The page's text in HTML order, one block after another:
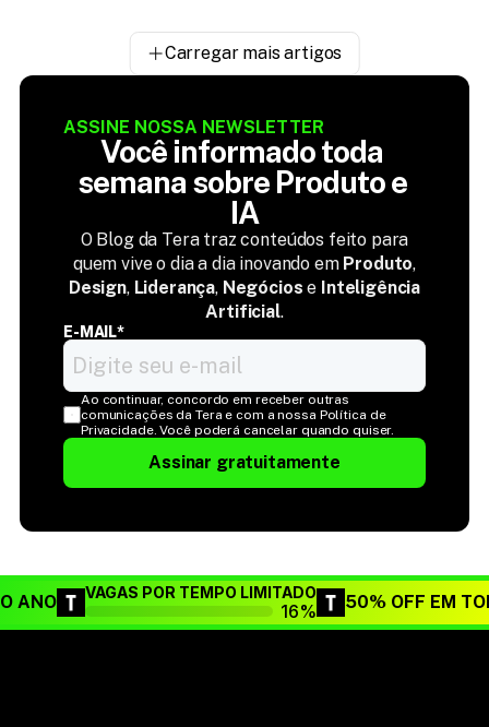
Carregar mais artigos
ASSINE NOSSA NEWSLETTER
Você informado toda
semana sobre Produto e
IA
O Blog da Tera traz conteúdos feito para
quem vive o dia a dia inovando em Produto,
Design, Liderança, Negócios e Inteligência
Artificial.
E-MAIL*
Ao continuar, concordo em receber outras
comunicações da Tera e com a nossa Política de
Privacidade. Você poderá cancelar quando quiser.
Assinar gratuitamente
ANO VAGAS POR TEMPO LIMITADO
16% 50% OFF EM